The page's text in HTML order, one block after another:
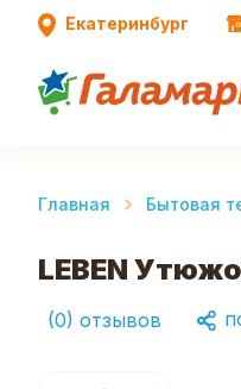
Екатеринбург
Главная Бытовая
LEBEN
(0) отзывов